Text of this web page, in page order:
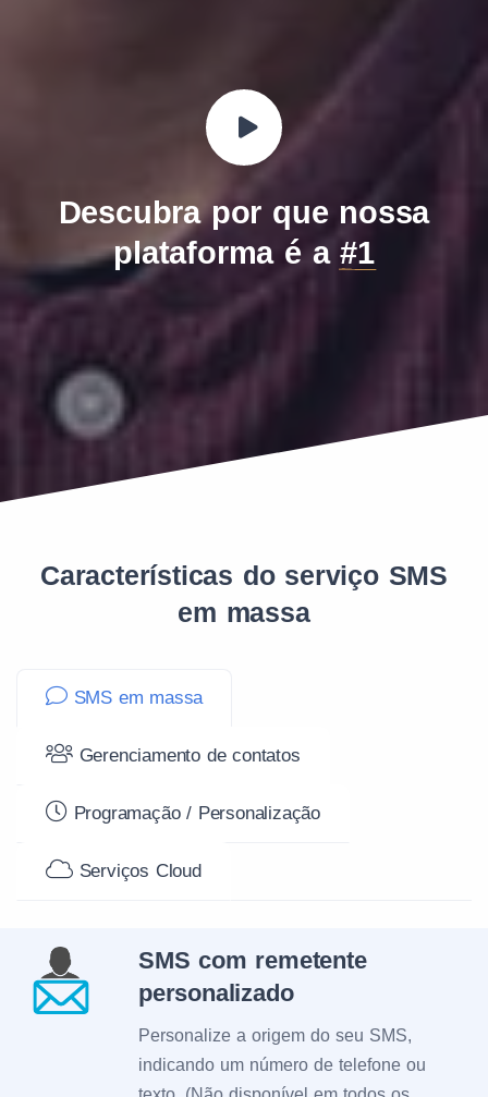
Datora (Vodafone MVNO) 724 18
Telecall
Descubra por que nossa
plataforma é a#1
Características do serviço SMS
em massa
SMS em massa
Gerenciamento de contatos
Programação / Personalização
Serviços Cloud
SMS com remetente
personalizado
Personalize a origem do seu SMS,
indicando um número de telefone ou